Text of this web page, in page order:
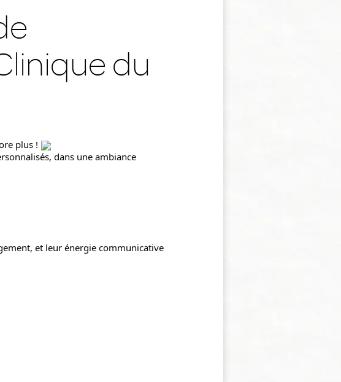
du
plus !
dans une ambiance
et leur énergie communicative